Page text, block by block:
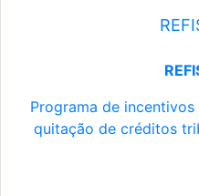
Programa de
quitação de créditos